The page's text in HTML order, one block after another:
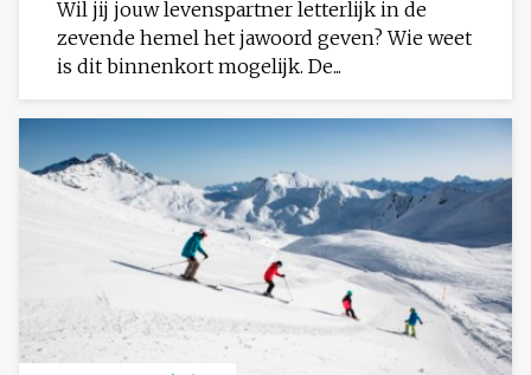
Wil jij jouw levenspartner letterlijk in de
zevende hemel het jawoord geven? Wie weet
is dit binnenkort mogelijk. De...